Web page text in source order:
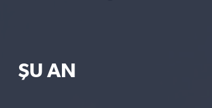
ŞU AN